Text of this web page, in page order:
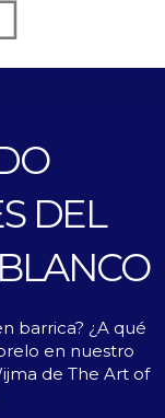
DEL
barrica? ¿A qué
en nuestro
de The Art of